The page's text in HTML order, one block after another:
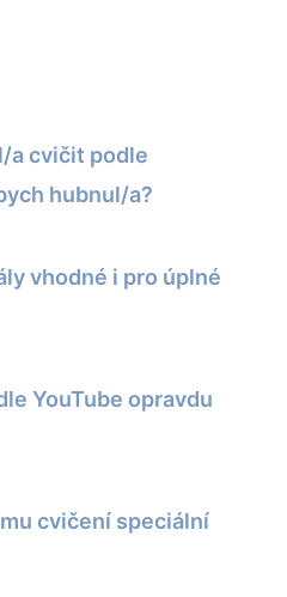
a cvičit podle
hubnul/a?
vhodné i pro úplné
YouTube opravdu
cvičení speciální